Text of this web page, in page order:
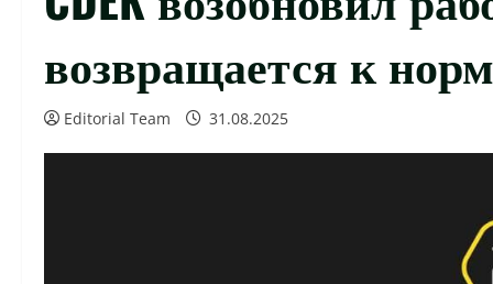
возвращается к
Editorial Team 31.08.2025